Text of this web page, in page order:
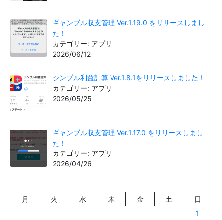
ギャンブル収支管理 Ver.1.19.0 をリリースしまし
た！
カテゴリー: アプリ
2026/06/12
シンプル利益計算 Ver.1.8.1をリリースしました！
カテゴリー: アプリ
2026/05/25
ギャンブル収支管理 Ver.1.17.0 をリリースしまし
た！
カテゴリー: アプリ
2026/04/26
月 火 水 木 金 土
日
1